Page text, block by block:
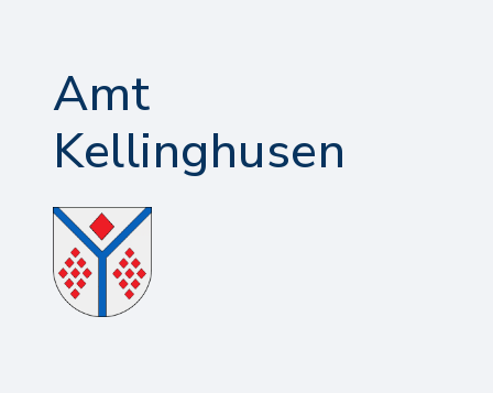
Amt
Kellinghusen